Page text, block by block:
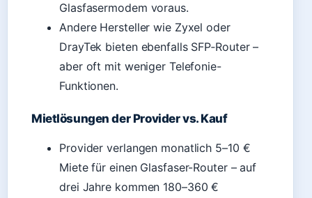
Glasfasermodem voraus.
Andere Hersteller wie Zyxel oder
DrayTek bieten ebenfalls SFP‑Router –
aber oft mit weniger Telefonie-
Funktionen.
Mietlösungen der Provider vs. Kauf
Provider verlangen monatlich 5–10 €
Miete für einen Glasfaser-Router – auf
drei Jahre kommen 180–360 €